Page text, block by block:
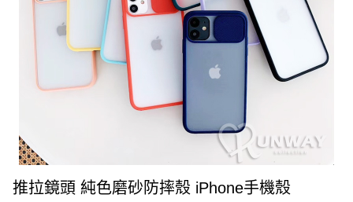
推拉鏡頭 純色磨砂防摔殼 iPhone手機殼